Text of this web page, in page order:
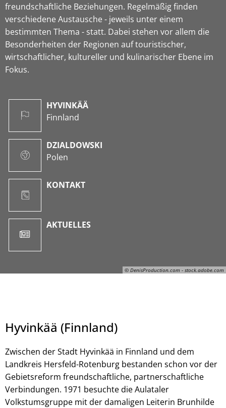
© DenisProduction.com - stock.adobe.com
© DenisProduction.com - stock.adobe.com
freundschaftliche Beziehungen. Regelmäßig finden
verschiedene Austausche - jeweils unter einem
bestimmten Thema - statt. Dabei stehen vor allem die
Besonderheiten der Regionen auf touristischer,
wirtschaftlicher, kultureller und kulinarischer Ebene im
Fokus.
HYVINKÄÄ
Finnland
DZIALDOWSKI
Polen
KONTAKT
AKTUELLES
Hyvinkää (Finnland)
Zwischen der Stadt Hyvinkää in Finnland und dem
Landkreis Hersfeld-Rotenburg bestanden schon vor der
Gebietsreform freundschaftliche, partnerschaftliche
Verbindungen. 1971 besuchte die Aulataler
Volkstumsgruppe mit der damaligen Leiterin Brunhilde